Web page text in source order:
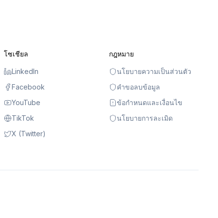
โซเชียล
LinkedIn
Facebook
YouTube
TikTok
X (Twitter)
กฎหมาย
นโยบายความเป็นส่วนตัว
คำขอลบข้อมูล
ข้อกำหนดและเงื่อนไข
นโยบายการละเมิด